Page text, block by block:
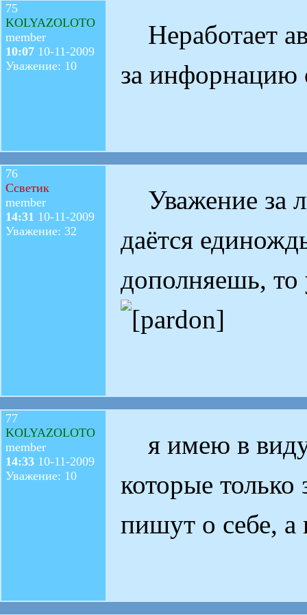
75
KOLYAZOLOTO
member
10:07 10-11-2009
Уважение: 10
Неработает
за инфорнацию
76
Ссветик
member
14:31 10-11-2009
Уважение: 32
Уважение за
даётся
дополняешь, то
77
KOLYAZOLOTO
member
14:33 10-11-2009
Уважение: 10
я имею в виду
которые только
пишут о себе, а